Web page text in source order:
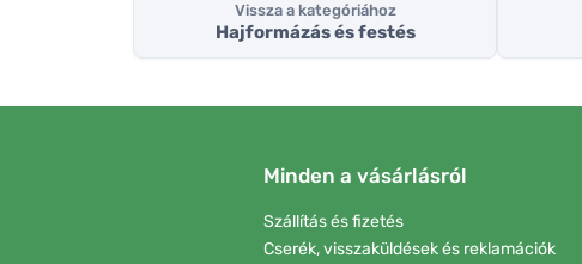
Vissza a kategóriához
Hajformázás és festés
Minden a vásárlásról
Szállítás és fizetés
Cserék, visszaküldések és reklamációk